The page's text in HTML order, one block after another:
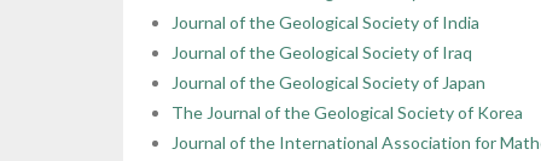
Journal of the Geological Society of India
Journal of the Geological Society of Iraq
Journal of the Geological Society of Japan
The Journal of the Geological Society of Korea
Journal of the International Association for